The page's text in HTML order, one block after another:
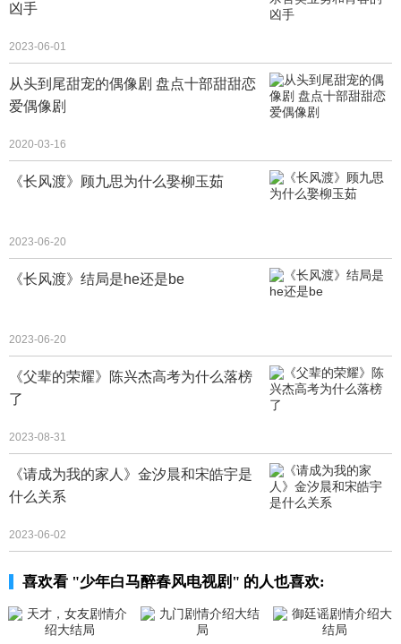
凶手
2023-06-01
从头到尾甜宠的偶像剧 盘点十部甜甜恋
爱偶像剧
2020-03-16
《长风渡》顾九思为什么娶柳玉茹
2023-06-20
《长风渡》结局是he还是be
2023-06-20
《父辈的荣耀》陈兴杰高考为什么落榜
了
2023-08-31
《请成为我的家人》金汐晨和宋皓宇是
什么关系
2023-06-02
喜欢看 "少年白马醉春风电视剧" 的人也喜欢: